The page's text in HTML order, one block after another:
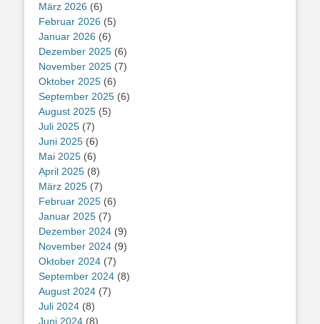
März 2026 (6)
Februar 2026 (5)
Januar 2026 (6)
Dezember 2025 (6)
November 2025 (7)
Oktober 2025 (6)
September 2025 (6)
August 2025 (5)
Juli 2025 (7)
Juni 2025 (6)
Mai 2025 (6)
April 2025 (8)
März 2025 (7)
Februar 2025 (6)
Januar 2025 (7)
Dezember 2024 (9)
November 2024 (9)
Oktober 2024 (7)
September 2024 (8)
August 2024 (7)
Juli 2024 (8)
Juni 2024 (8)